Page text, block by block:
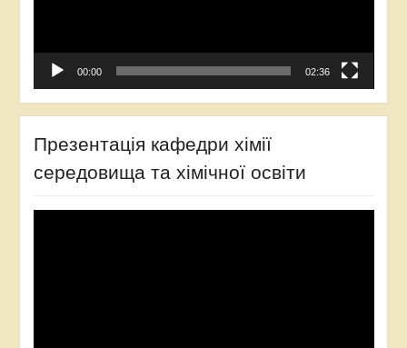
00:00 02:36
Презентація кафедри хімії
середовища та хімічної освіти